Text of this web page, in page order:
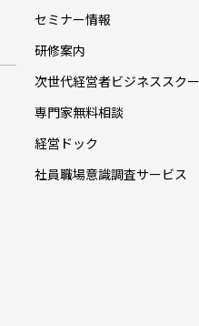
セミナー情報
研修案内
次世代経営者ビジネススク
専門家無料相談
経営ドック
社員職場意識調査サービス